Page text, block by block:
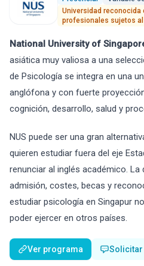
Universidad reconocida
profesionales sujetos
National University of
asiática muy valiosa a una
de Psicología se integra en una
anglófona y con fuerte
cognición, desarrollo, salud y
NUS puede ser una gran
quieren estudiar fuera del eje
renunciar al inglés académico. La
admisión, costes, becas y
estudiar psicología en Singapur
poder ejercer en otros países.
Ver programa